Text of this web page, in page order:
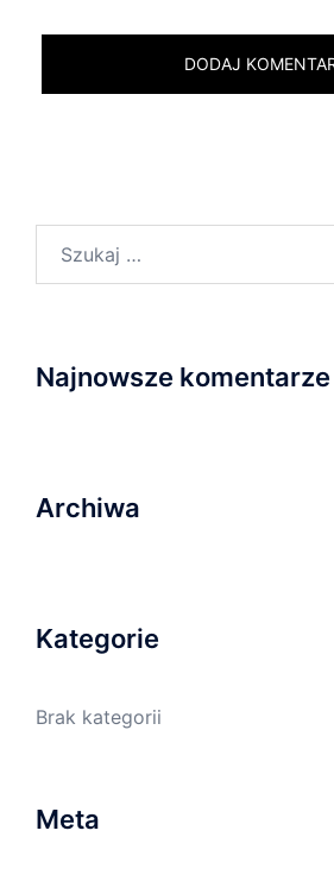
Najnowsze komentarze
Archiwa
Kategorie
Brak kategorii
Meta